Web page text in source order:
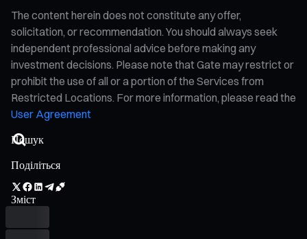
The content herein does not constitute any offer,
solicitation, or recommendation. You should always seek
independent professional advice before making any
investment decisions. Please note that Gate may restrict or
prohibit the use of all or a portion of the Services from
Restricted Locations. For more information, please read the
User Agreement
Поділіться
Зміст